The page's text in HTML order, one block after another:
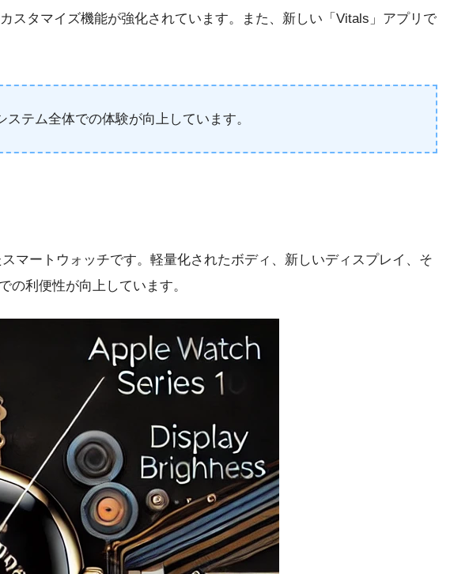
スタマイズ機能が強化されています。また、新しい「Vitals」アプリで
テム全体での体験が向上しています。
マートウォッチです。軽量化されたボディ、新しいディスプレイ、そ
の利便性が向上しています。